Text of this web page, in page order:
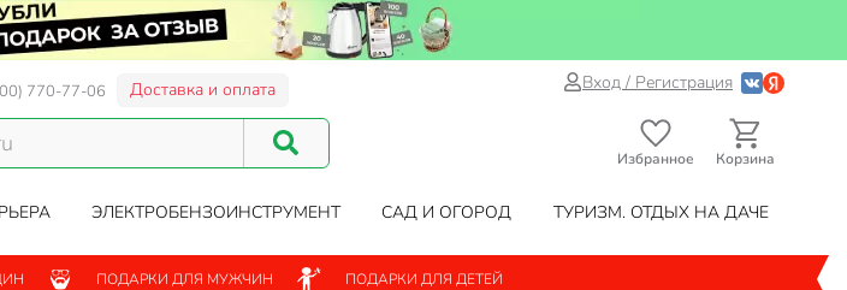
770-77-06 Доставка и оплата Вход / Регистрация
Избранное Корзина
ЭЛЕКТРОБЕНЗОИНСТРУМЕНТ САД И ОГОРОД ТУРИЗМ. ОТДЫХ НА ДАЧЕ
ПОДАРКИ ДЛЯ МУЖЧИН ПОДАРКИ ДЛЯ ДЕТЕЙ